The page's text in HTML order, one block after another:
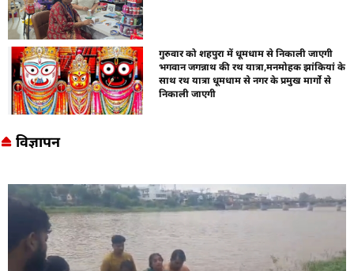
गुरुवार को शहपुरा में धूमधाम से निकाली जाएगी
भगवान जगन्नाथ की रथ यात्रा,मनमोहक झांकियां के
साथ रथ यात्रा धूमधाम से नगर के प्रमुख मार्गो से
निकाली जाएगी
विज्ञापन